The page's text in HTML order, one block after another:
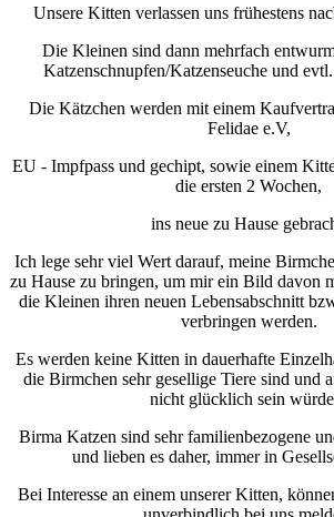
Unsere Kitten verlassen uns frühestens
Die Kleinen sind dann mehrfach
Katzenschnupfen/Katzenseuche und
Die Kätzchen werden mit einem
Felidae e.V,
EU - Impfpass und gechipt, sowie einem
die ersten 2 Wochen,
ins neue zu Hause
Ich lege sehr viel Wert darauf, meine
zu Hause zu bringen, um mir ein Bild davon
die Kleinen ihren neuen Lebensabschnitt
verbringen werden.
Es werden keine Kitten in dauerhafte
die Birmchen sehr gesellige Tiere sind und
nicht glücklich sein
Birma Katzen sind sehr familienbezogene
und lieben es daher, immer in
Bei Interesse an einem unserer Kitten,